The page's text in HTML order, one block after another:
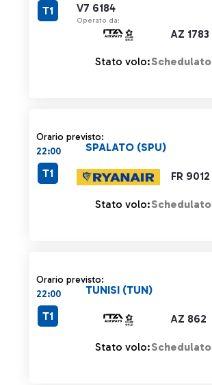
V7 6184
Operato da:
AZ 1783
T1
Stato volo:Schedulato
Orario previsto:
22:00
FR 9012
SPALATO (SPU)
T1
Stato volo:Schedulato
Orario previsto:
22:00
AZ 862
TUNISI (TUN)
T1
Stato volo:Schedulato